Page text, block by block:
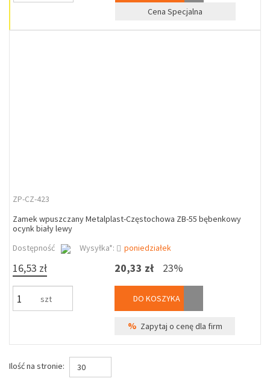
Cena Specjalna
ZP-CZ-423
Zamek wpuszczany Metalplast-Częstochowa ZB-55 bębenkowy
ocynk biały lewy
Dostępność
Wysyłka*: poniedziałek
16,53 zł
szt
20,33 zł 23%
DO KOSZYKA
% Zapytaj o cenę dla firm
Ilość na stronie: 30